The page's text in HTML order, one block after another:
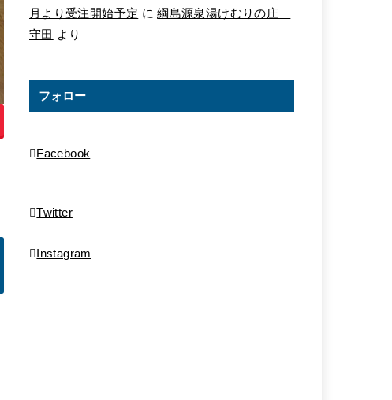
月より受注開始予定 に綱島源泉湯けむりの庄
守田
より
フォロー
Facebook
Twitter
Instagram